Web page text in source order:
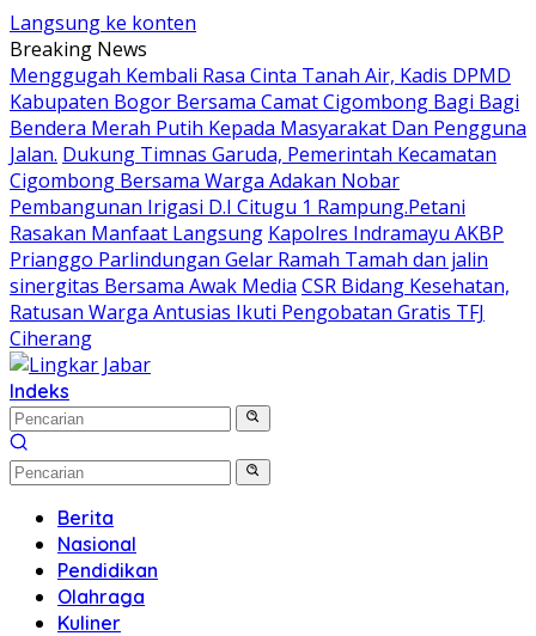
Langsung ke konten
Breaking News
Menggugah Kembali Rasa Cinta Tanah Air, Kadis DPMD
Kabupaten Bogor Bersama Camat Cigombong Bagi Bagi
Bendera Merah Putih Kepada Masyarakat Dan Pengguna
Jalan. Dukung Timnas Garuda, Pemerintah Kecamatan
Cigombong Bersama Warga Adakan Nobar
Pembangunan Irigasi D.I Citugu 1 Rampung.Petani
Rasakan Manfaat Langsung Kapolres Indramayu AKBP
Prianggo Parlindungan Gelar Ramah Tamah dan jalin
sinergitas Bersama Awak Media CSR Bidang Kesehatan,
Ratusan Warga Antusias Ikuti Pengobatan Gratis TFJ
Ciherang
Indeks
Berita
Nasional
Pendidikan
Olahraga
Kuliner